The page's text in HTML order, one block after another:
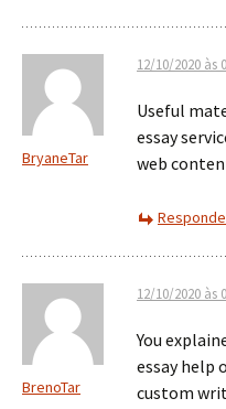
BryaneTar
12/10/2020 às
Useful
essay
web
BrenoTar
12/10/2020 às
You
essay help
custom